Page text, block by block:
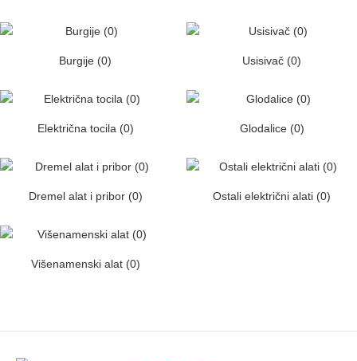
Burgije (0) Usisivač (0)
Električna tocila (0) Glodalice (0)
Dremel alat i pribor (0) Ostali električni alati (0)
Višenamenski alat (0)